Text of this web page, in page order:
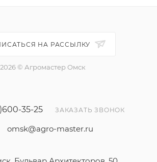
НА РАССЫЛКУ
2026 © Агромастер Омск
35-25 ЗАКАЗАТЬ ЗВОНОК
omsk@agro-master.ru